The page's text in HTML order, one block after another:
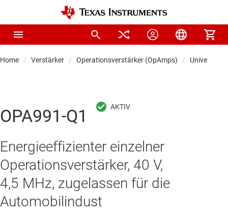
Home Verstärker Operationsverstärker (OpAmps) Universal-
OPA991-Q1
Energieeffizienter einzelner
Operationsverstärker, 40 V,
4,5 MHz, zugelassen für die
Automobilindust